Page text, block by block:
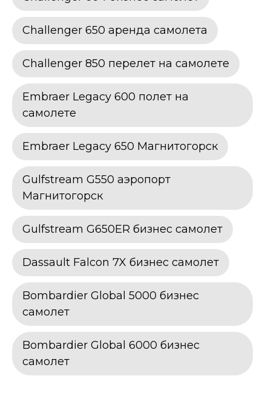
Challenger 650 аренда самолета
Challenger 850 перелет на самолете
Embraer Legacy 600 полет на
самолете
Embraer Legacy 650 Магнитогорск
Gulfstream G550 аэропорт
Магнитогорск
Gulfstream G650ER бизнес самолет
Dassault Falcon 7X бизнес самолет
Bombardier Global 5000 бизнес
самолет
Bombardier Global 6000 бизнес
самолет